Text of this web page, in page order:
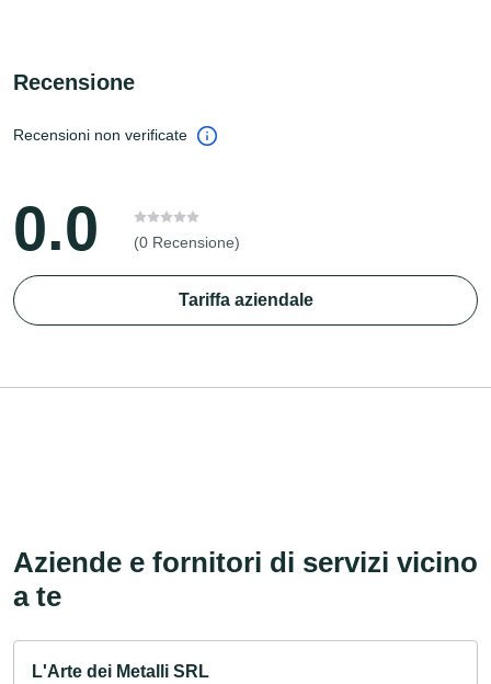
Recensione
Recensioni non verificate
0.0 (0 Recensione)
Tariffa aziendale
Aziende e fornitori di servizi vicino
a te
L'Arte dei Metalli SRL